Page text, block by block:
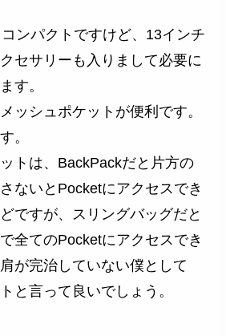
ンパクトですけど、13インチ
セサリーも入りまして必要に
す。
ッシュポケットが便利です。
。
トは、BackPackだと片方の
ないとPocketにアクセスでき
ですが、スリングバッグだと
全てのPocketにアクセスでき
が完治していない僕として
と言って良いでしょう。